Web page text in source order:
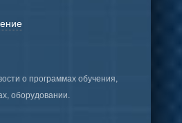
о программах обучения,
оборудовании.